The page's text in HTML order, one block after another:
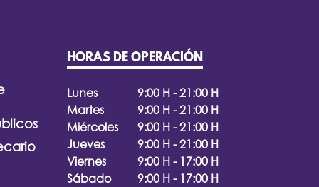
HORAS DE OPERACIÓN
Lunes
9:00 H - 21:00 H
Martes
9:00 H - 21:00 H
Miércoles
9:00 H - 21:00 H
Jueves
9:00 H - 21:00 H
Viernes
9:00 H - 17:00 H
Sábado
9:00 H - 17:00 H